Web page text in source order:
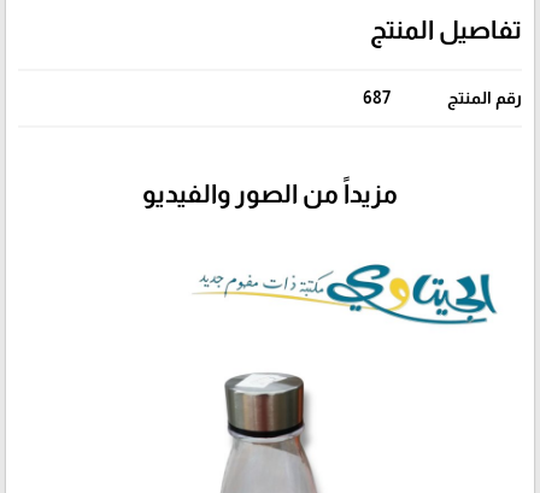
تفاصيل المنتج
رقم المنتج 687
مزيداً من الصور والفيديو